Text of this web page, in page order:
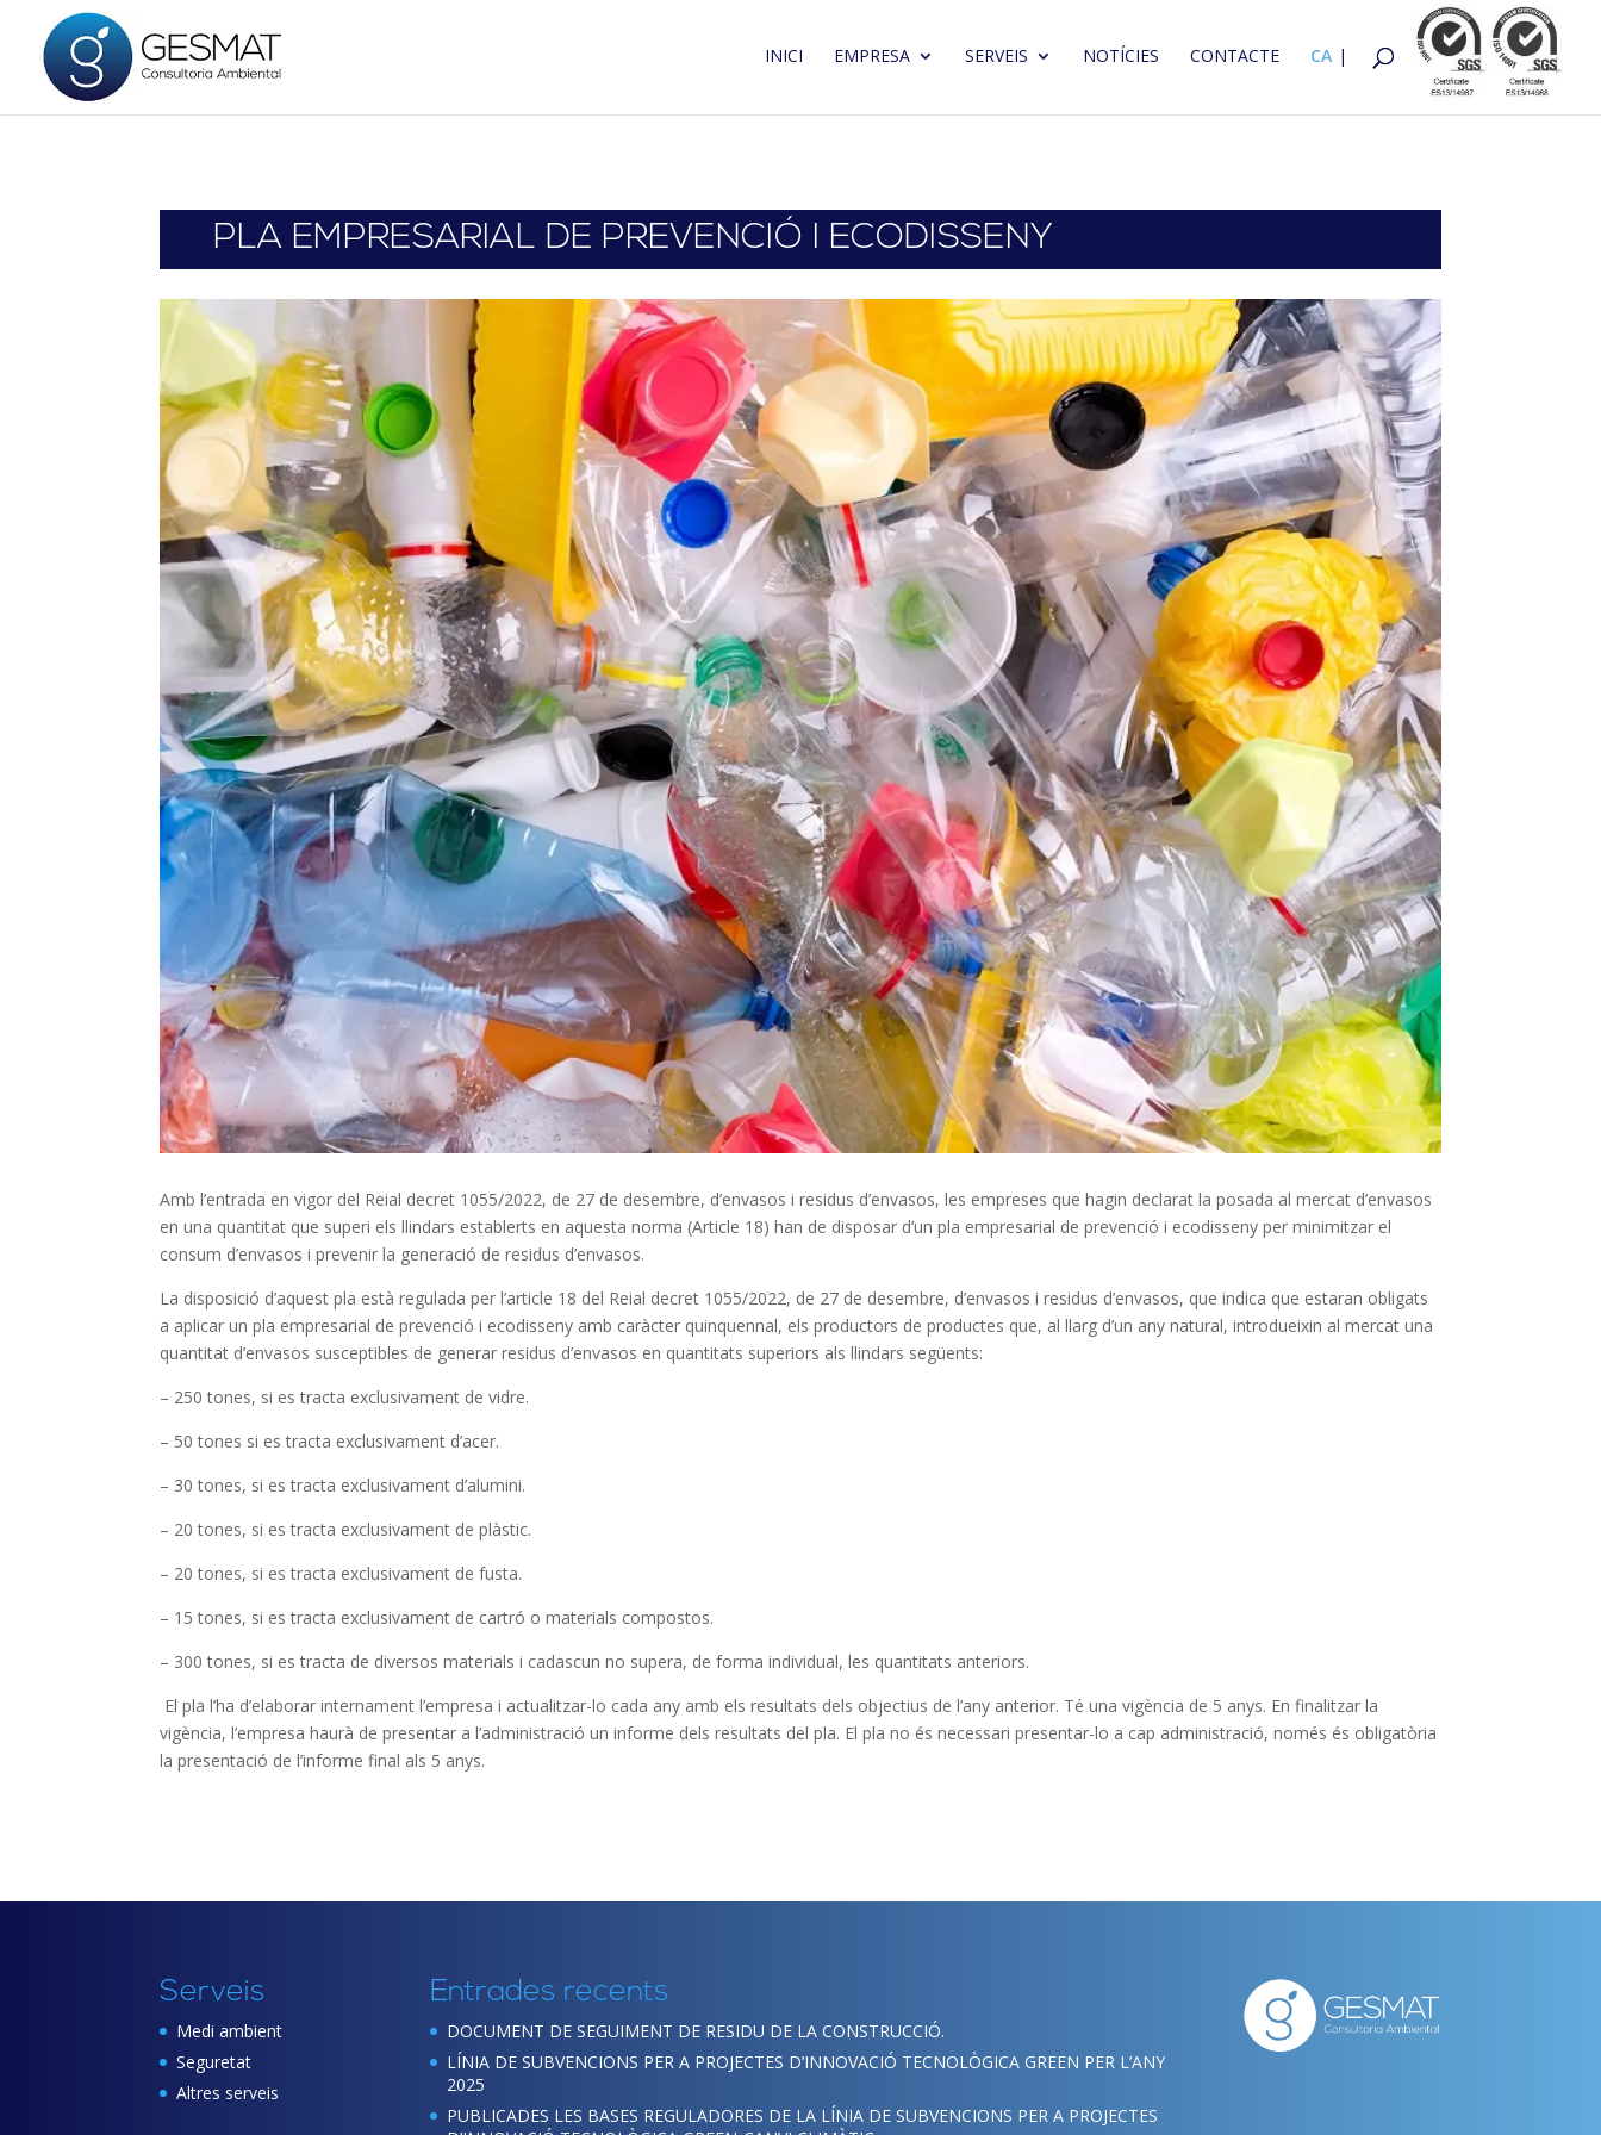
INICI EMPRESA SERVEIS NOTÍCIES CONTACTE CA
PLA EMPRESARIAL DE PREVENCIÓ I ECODISSENY
Amb l’entrada en vigor del Reial decret 1055/2022, de 27 de desembre, d’envasos i residus d’envasos, les empreses que hagin declarat la posada al mercat d’envasos
en una quantitat que superi els llindars establerts en aquesta norma (Article 18) han de disposar d’un pla empresarial de prevenció i ecodisseny per minimitzar el
consum d’envasos i prevenir la generació de residus d’envasos.
La disposició d’aquest pla està regulada per l’article 18 del Reial decret 1055/2022, de 27 de desembre, d’envasos i residus d’envasos, que indica que estaran obligats
a aplicar un pla empresarial de prevenció i ecodisseny amb caràcter quinquennal, els productors de productes que, al llarg d’un any natural, introdueixin al mercat una
quantitat d’envasos susceptibles de generar residus d’envasos en quantitats superiors als llindars següents:
– 250 tones, si es tracta exclusivament de vidre.
– 50 tones si es tracta exclusivament d’acer.
– 30 tones, si es tracta exclusivament d’alumini.
– 20 tones, si es tracta exclusivament de plàstic.
– 20 tones, si es tracta exclusivament de fusta.
– 15 tones, si es tracta exclusivament de cartró o materials compostos.
– 300 tones, si es tracta de diversos materials i cadascun no supera, de forma individual, les quantitats anteriors.
El pla l’ha d’elaborar internament l’empresa i actualitzar-lo cada any amb els resultats dels objectius de l’any anterior. Té una vigència de 5 anys. En finalitzar la
vigència, l’empresa haurà de presentar a l’administració un informe dels resultats del pla. El pla no és necessari presentar-lo a cap administració, només és obligatòria
la presentació de l’informe final als 5 anys.
Serveis
Medi ambient
Seguretat
Altres serveis
Entrades recents
DOCUMENT DE SEGUIMENT DE RESIDU DE LA CONSTRUCCIÓ.
LÍNIA DE SUBVENCIONS PER A PROJECTES D’INNOVACIÓ TECNOLÒGICA GREEN PER L’ANY
2025
PUBLICADES LES BASES REGULADORES DE LA LÍNIA DE SUBVENCIONS PER A PROJECTES